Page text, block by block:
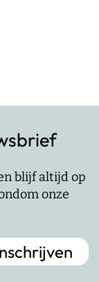
blijf altijd op
onze